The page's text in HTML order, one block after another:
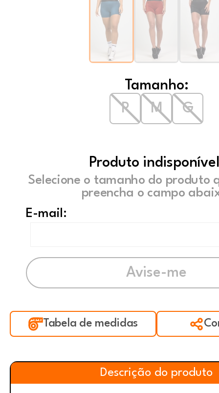
Tamanho:
P
M G
Produto
Selecione o tamanho do produto
preencha o campo
E-mail:
Tabela de medidas
Descrição do produto